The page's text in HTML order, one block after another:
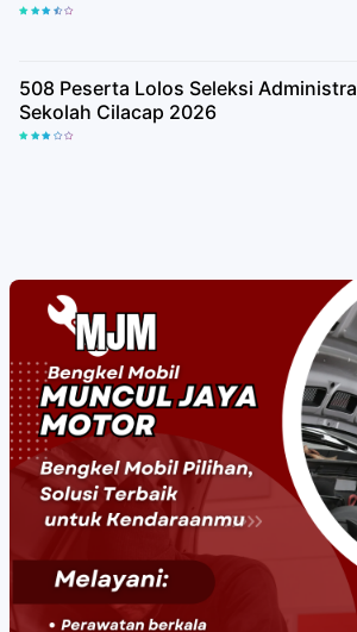
508 Peserta Lolos Seleksi
Sekolah Cilacap 2026